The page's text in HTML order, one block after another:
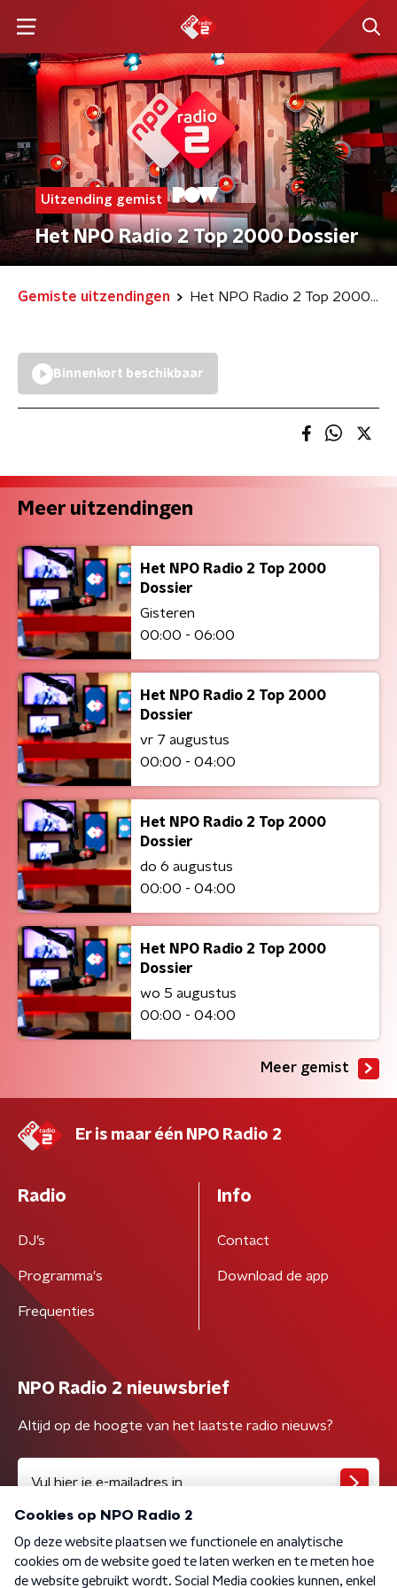
Uitzending gemist
Het NPO Radio 2 Top 2000 Dossier
Gemiste uitzendingen Het NPO Radio 2 Top 2000 Dossier
Binnenkort beschikbaar
Meer uitzendingen
Het NPO Radio 2 Top 2000
Dossier
Gisteren
00:00 - 06:00
Het NPO Radio 2 Top 2000
Dossier
vr 7 augustus
00:00 - 04:00
Het NPO Radio 2 Top 2000
Dossier
do 6 augustus
00:00 - 04:00
Het NPO Radio 2 Top 2000
Dossier
wo 5 augustus
00:00 - 04:00
Meer gemist
Er is maar één NPO Radio 2
Radio
DJ’s
Programma's
Frequenties
Info
Contact
Download de app
NPO Radio 2 nieuwsbrief
Altijd op de hoogte van het laatste radio nieuws?